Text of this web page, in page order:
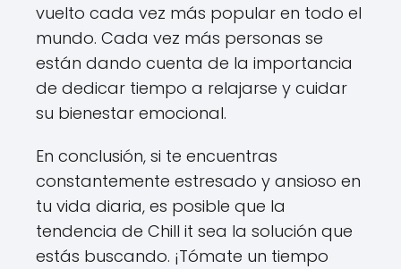
vuelto cada vez más popular en todo el
mundo. Cada vez más personas se
están dando cuenta de la importancia
de dedicar tiempo a relajarse y cuidar
su bienestar emocional.
En conclusión, si te encuentras
constantemente estresado y ansioso en
tu vida diaria, es posible que la
tendencia de Chill it sea la solución que
estás buscando. ¡Tómate un tiempo